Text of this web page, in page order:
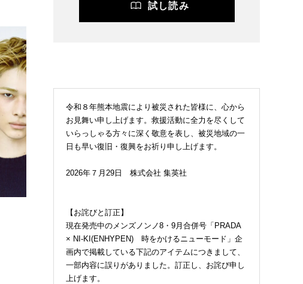
2026.07.09
FASHION
試し読み
令和８年熊本地震により被災された皆様に、心から
お見舞い申し上げます。救援活動に全力を尽くして
いらっしゃる方々に深く敬意を表し、被災地域の一
日も早い復旧・復興をお祈り申し上げます。
2026年７月29日 株式会社 集英社
【お詫びと訂正】
現在発売中のメンズノンノ8・9月合併号「PRADA
× NI-KI(ENHYPEN) 時をかけるニューモード」企
画内で掲載している下記のアイテムにつきまして、
一部内容に誤りがありました。訂正し、お詫び申し
上げます。